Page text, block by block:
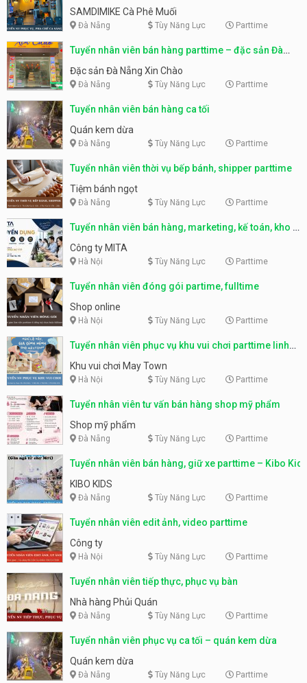
SAMDIMIKE Cà Phê Muối
Đà Nẵng Tùy Năng Lực Parttime
Tuyển nhân viên bán hàng parttime – đặc sản Đà
Nẵng
Đặc sản Đà Nẵng Xin Chào
Đà Nẵng Tùy Năng Lực Parttime
Tuyển nhân viên bán hàng ca tối
Quán kem dừa
Đà Nẵng Tùy Năng Lực Parttime
Tuyển nhân viên thời vụ bếp bánh, shipper parttime
Tiệm bánh ngọt
Đà Nẵng Tùy Năng Lực Parttime
Tuyển nhân viên bán hàng, marketing, kế toán, kho –
parttime, fulltime
Công ty MITA
Hà Nội Tùy Năng Lực Parttime
Tuyển nhân viên đóng gói partime, fulltime
Shop online
Hà Nội Tùy Năng Lực Parttime
Tuyển nhân viên phục vụ khu vui chơi parttime linh
động
Khu vui chơi May Town
Hà Nội Tùy Năng Lực Parttime
Tuyển nhân viên tư vấn bán hàng shop mỹ phẩm
Shop mỹ phẩm
Đà Nẵng Tùy Năng Lực Parttime
Tuyển nhân viên bán hàng, giữ xe parttime – Kibo Kid
KIBO KIDS
Đà Nẵng Tùy Năng Lực Parttime
Tuyển nhân viên edit ảnh, video parttime
Công ty
Hà Nội Tùy Năng Lực Parttime
Tuyển nhân viên tiếp thực, phục vụ bàn
Nhà hàng Phủi Quán
Đà Nẵng Tùy Năng Lực Parttime
Tuyển nhân viên phục vụ ca tối – quán kem dừa
Quán kem dừa
Đà Nẵng Tùy Năng Lực Parttime